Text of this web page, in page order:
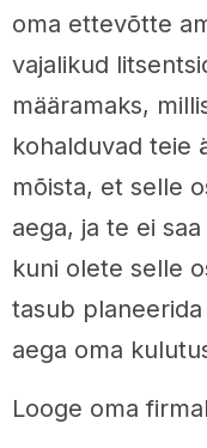
oma ettevõtte
vajalikud
määramaks,
kohalduvad teie
mõista, et selle
aega, ja te ei
kuni olete selle
tasub
aega oma
Looge oma